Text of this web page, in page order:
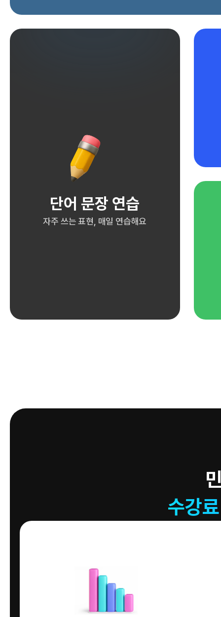
단어 문장 연습
자주 쓰는 표현, 매일 연습해요
수강